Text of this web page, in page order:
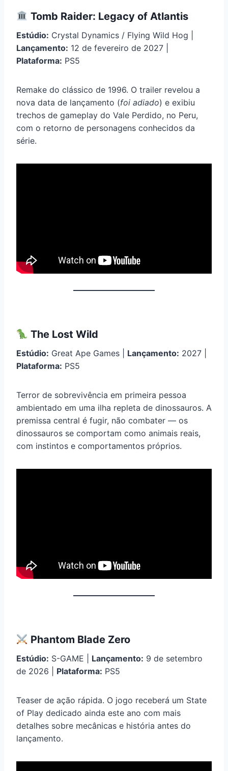
Tomb Raider: Legacy of Atlantis
Estúdio: Crystal Dynamics / Flying Wild Hog |
Lançamento: 12 de fevereiro de 2027 |
Plataforma: PS5
Remake do clássico de 1996. O trailer revelou a
nova data de lançamento (foi adiado) e exibiu
trechos de gameplay do Vale Perdido, no Peru,
com o retorno de personagens conhecidos da
série.
The Lost Wild
Estúdio: Great Ape Games | Lançamento: 2027 |
Plataforma: PS5
Terror de sobrevivência em primeira pessoa
ambientado em uma ilha repleta de dinossauros. A
premissa central é fugir, não combater — os
dinossauros se comportam como animais reais,
com instintos e comportamentos próprios.
Phantom Blade Zero
Estúdio: S-GAME | Lançamento: 9 de setembro
de 2026 | Plataforma: PS5
Teaser de ação rápida. O jogo receberá um State
of Play dedicado ainda este ano com mais
detalhes sobre mecânicas e história antes do
lançamento.